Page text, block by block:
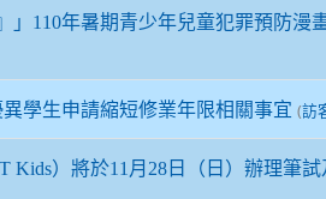
110年暑期青少年兒童犯罪預防漫
學生申請縮短修業年限相關事宜 (訪
Kids）將於11月28日（日）辦理筆